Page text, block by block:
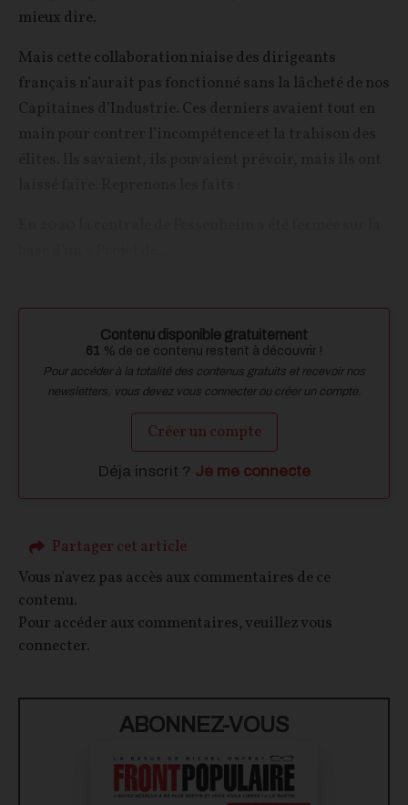
mieux dire.
Mais cette collaboration niaise des dirigeants
français n’aurait pas fonctionné sans la lâcheté de nos
Capitaines d’Industrie. Ces derniers avaient tout en
Contenu disponible gratuitement
61 % de ce contenu restent à découvrir !
Pour accéder à la totalité des contenus gratuits et recevoir nos
newsletters, vous devez vous connecter ou créer un compte.
Créer un compte
Déja inscrit ? Je me connecte
Partager cet article
Vous n'avez pas accès aux commentaires de ce
contenu.
Pour accéder aux commentaires, veuillez vous
connecter.
ABONNEZ-VOUS